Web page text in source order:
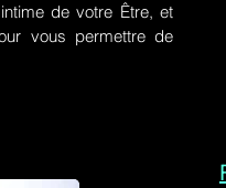
de votre Être, et
vous permettre de